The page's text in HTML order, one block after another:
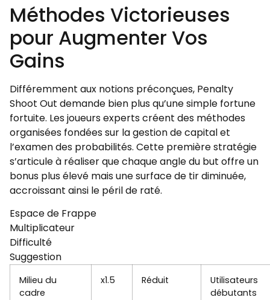
Méthodes Victorieuses
pour Augmenter Vos
Gains
Différemment aux notions préconçues, Penalty
Shoot Out demande bien plus qu’une simple fortune
fortuite. Les joueurs experts créent des méthodes
organisées fondées sur la gestion de capital et
l’examen des probabilités. Cette première stratégie
s’articule à réaliser que chaque angle du but offre un
bonus plus élevé mais une surface de tir diminuée,
accroissant ainsi le péril de raté.
Espace de Frappe
Multiplicateur
Difficulté
Suggestion
Milieu du
cadre
x1.5 Réduit
Utilisateurs
débutants